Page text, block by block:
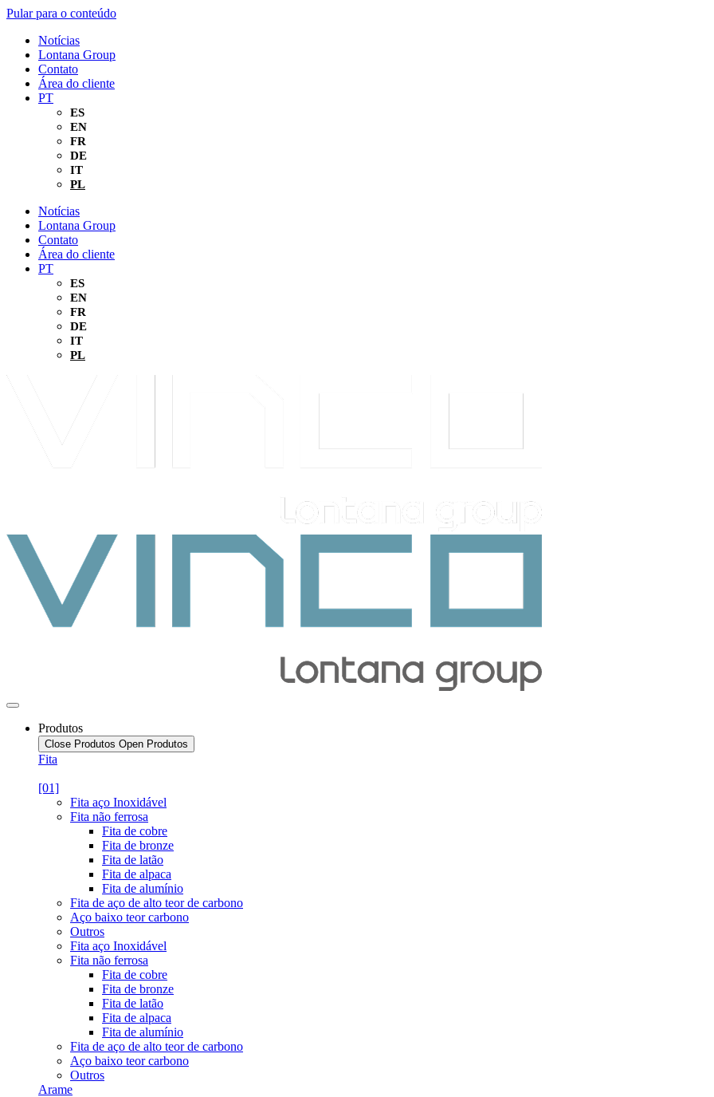
Pular para o conteúdo
Notícias
Lontana Group
Contato
Área do cliente
PT
ES
EN
FR
DE
IT
PL
Notícias
Lontana Group
Contato
Área do cliente
PT
ES
EN
FR
DE
IT
PL
Produtos
Close Produtos Open Produtos
Fita
[01]
Fita aço Inoxidável
Fita não ferrosa
Fita de cobre
Fita de bronze
Fita de latão
Fita de alpaca
Fita de alumínio
Fita de aço de alto teor de carbono
Aço baixo teor carbono
Outros
Fita aço Inoxidável
Fita não ferrosa
Fita de cobre
Fita de bronze
Fita de latão
Fita de alpaca
Fita de alumínio
Fita de aço de alto teor de carbono
Aço baixo teor carbono
Outros
Arame